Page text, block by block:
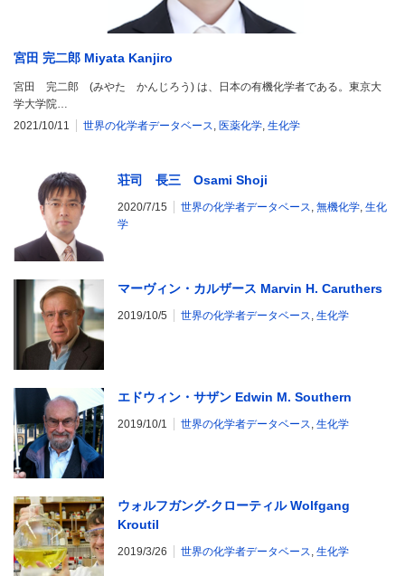
宮田 完二郎 Miyata Kanjiro
宮田 完二郎 (みやた かんじろう) は、日本の有機化学者である。東京大
学大学院…
2021/10/11
世界の化学者データベース, 医薬化学, 生化学
荘司 長三 Osami Shoji
2020/7/15 世界の化学者データベース, 無機化学, 生化
学
マーヴィン・カルザース Marvin H. Caruthers
2019/10/5 世界の化学者データベース, 生化学
エドウィン・サザン Edwin M. Southern
2019/10/1 世界の化学者データベース, 生化学
ウォルフガング-クローティル Wolfgang
Kroutil
2019/3/26 世界の化学者データベース, 生化学